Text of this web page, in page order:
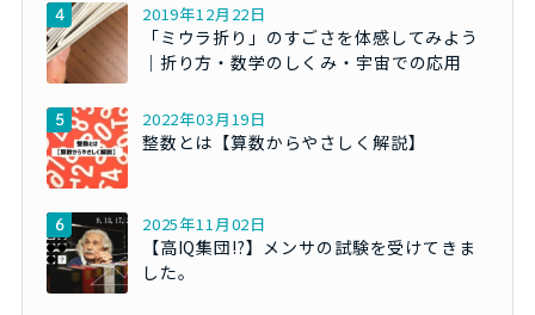
2019年12月22日
「ミウラ折り」のすごさを体感してみよう
｜折り方・数学のしくみ・宇宙での応用
2022年03月19日
整数とは【算数からやさしく解説】
2025年11月02日
【高IQ集団!?】メンサの試験を受けてきま
した。